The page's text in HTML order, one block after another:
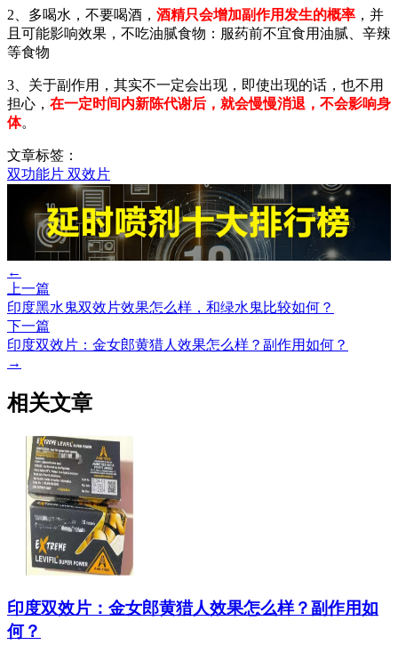
2、多喝水，不要喝酒， 酒精只会增加副作用发生的概率 ，并
且可能影响效果，不吃油腻食物：服药前不宜食用油腻、辛辣
等食物
3、关于副作用，其实不一定会出现，即使出现的话，也不用
担心， 在一定时间内新陈代谢后，就会慢慢消退，不会影响身
体。
文章标签：
双功能片 双效片
←
上一篇
印度黑水鬼双效片效果怎么样，和绿水鬼比较如何？
下一篇
印度双效片：金女郎黄猎人效果怎么样？副作用如何？
→
相关文章
印度双效片：金女郎黄猎人效果怎么样？副作用如
何？